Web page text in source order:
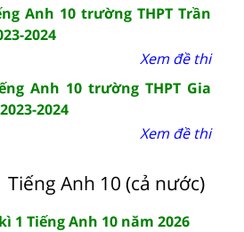
Anh 10 trường THPT Trần
2024
Xem đề thi
Anh 10 trường THPT Gia
2024
Xem đề thi
Anh 10 (cả nước)
1 Tiếng Anh 10 năm 2026